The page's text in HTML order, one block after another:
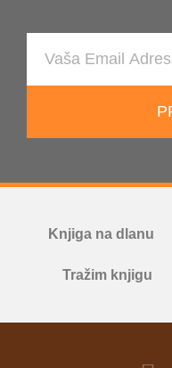
Knjiga na dlanu
Tražim knjigu